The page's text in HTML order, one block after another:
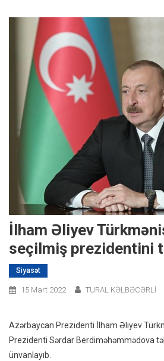
İlham Əliyev
seçilmiş prezidentini
Siyasət
15 Mart 2022 TURAL KƏLBƏCƏRLİ
Azərbaycan Prezidenti İlham Əliyev
Prezidenti Sərdar Berdiməhəmmədova
ünvanlayıb.